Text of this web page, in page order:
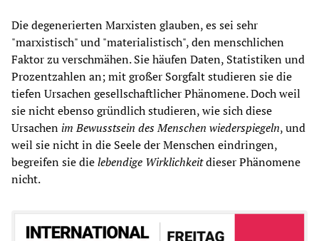
Die degenerierten Marxisten glauben, es sei sehr
"marxistisch" und "materialistisch", den menschlichen
Faktor zu verschmähen. Sie häufen Daten, Statistiken und
Prozentzahlen an; mit großer Sorgfalt studieren sie die
tiefen Ursachen gesellschaftlicher Phänomene. Doch weil
sie nicht ebenso gründlich studieren, wie sich diese
Ursachen im Bewusstsein des Menschen wiederspiegeln, und
weil sie nicht in die Seele der Menschen eindringen,
begreifen sie dielebendige Wirklichkeitdieser Phänomene
nicht.